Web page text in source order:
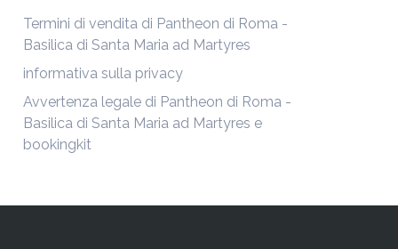
Termini di vendita di Pantheon di Roma -
Basilica di Santa Maria ad Martyres
informativa sulla privacy
Avvertenza legale di Pantheon di Roma -
Basilica di Santa Maria ad Martyres e
bookingkit